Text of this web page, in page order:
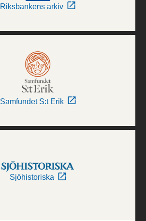
Riksbankens arkiv
Samfundet S:t Erik
Sjöhistoriska